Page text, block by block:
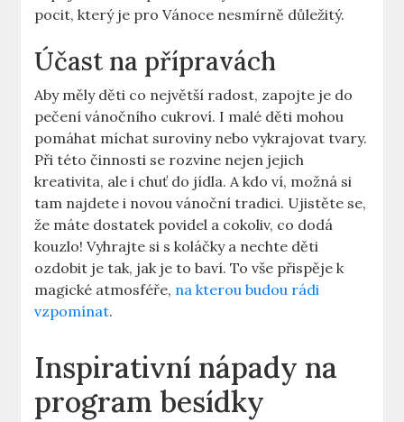
pocit, který je pro Vánoce nesmírně důležitý.
Účast na přípravách
Aby měly děti co největší radost, zapojte je do
pečení vánočního cukroví. I malé děti mohou
pomáhat míchat suroviny nebo vykrajovat tvary.
Při této činnosti se rozvine nejen jejich
kreativita, ale i chuť do jídla. A kdo ví, možná si
tam najdete i novou vánoční tradici. Ujistěte se,
že máte dostatek povidel a cokoliv, co dodá
kouzlo! Vyhrajte si s koláčky a nechte děti
ozdobit je tak, jak je to baví. To vše přispěje k
magické atmosféře, na kterou budou rádi
vzpomínat.
Inspirativní nápady na
program besídky